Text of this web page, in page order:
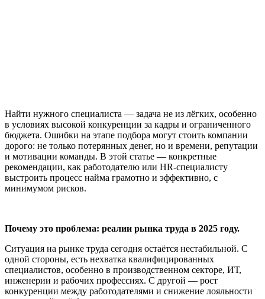
Найти нужного специалиста — задача не из лёгких, особенно
в условиях высокой конкуренции за кадры и ограниченного
бюджета. Ошибки на этапе подбора могут стоить компании
дорого: не только потерянных денег, но и времени, репутации
и мотивации команды. В этой статье — конкретные
рекомендации, как работодателю или HR-специалисту
выстроить процесс найма грамотно и эффективно, с
минимумом рисков.
Почему это проблема: реалии рынка труда в 2025 году.
Ситуация на рынке труда сегодня остаётся нестабильной. С
одной стороны, есть нехватка квалифицированных
специалистов, особенно в производственном секторе, ИТ,
инженерии и рабочих профессиях. С другой — рост
конкуренции между работодателями и снижение лояльности